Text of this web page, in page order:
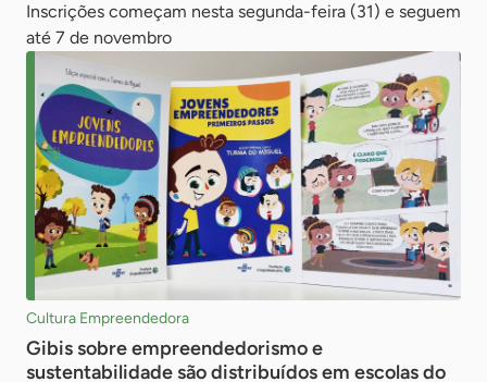
Inscrições começam nesta segunda-feira (31) e seguem
até 7 de novembro
Cultura Empreendedora
Gibis sobre empreendedorismo e
sustentabilidade são distribuídos em escolas do